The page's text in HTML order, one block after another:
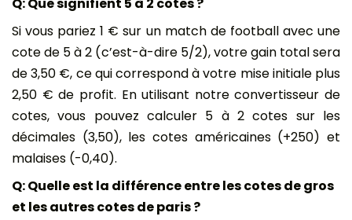
Si vous pariez 1 € sur un match de football avec une
cote de 5 à 2 (c’est-à-dire 5/2), votre gain total sera
de 3,50 €, ce qui correspond à votre mise initiale plus
2,50 € de profit. En utilisant notre convertisseur de
cotes, vous pouvez calculer 5 à 2 cotes sur les
décimales (3,50), les cotes américaines (+250) et
malaises (-0,40).
Q: Quelle est la différence entre les cotes de gros
et les autres cotes de paris ?